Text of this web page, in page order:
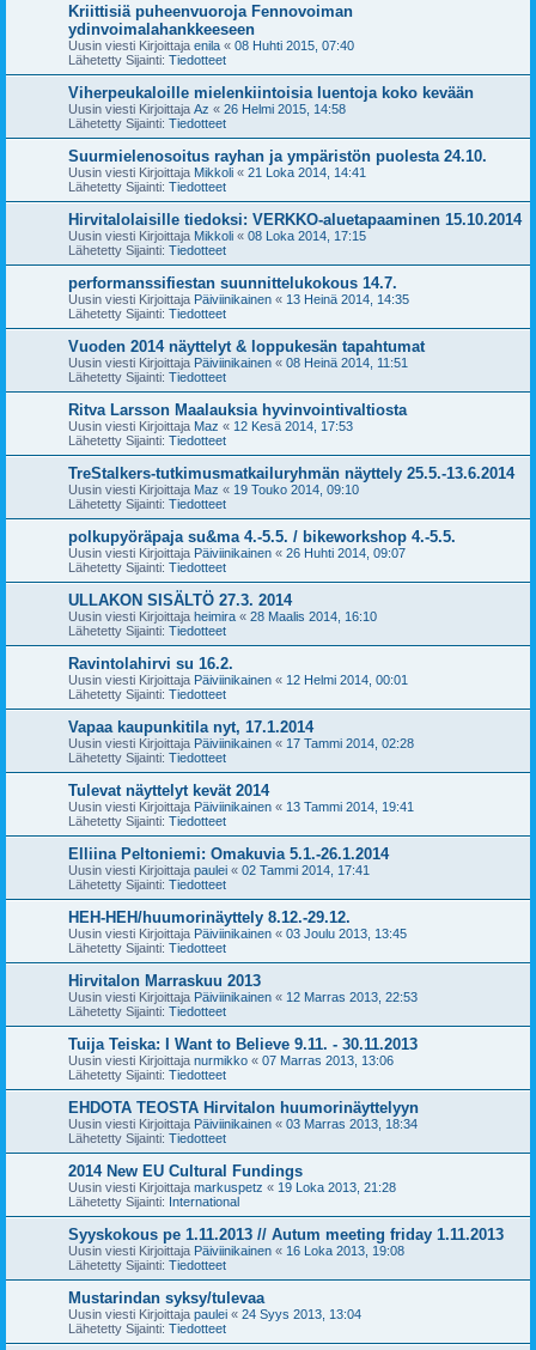
Kriittisiä puheenvuoroja Fennovoiman
ydinvoimalahankkeeseen
Uusin viesti Kirjoittaja enila « 08 Huhti 2015, 07:40
Lähetetty Sijainti: Tiedotteet
Viherpeukaloille mielenkiintoisia luentoja koko kevään
Uusin viesti Kirjoittaja Az « 26 Helmi 2015, 14:58
Lähetetty Sijainti: Tiedotteet
Suurmielenosoitus rayhan ja ympäristön puolesta 24.10.
Uusin viesti Kirjoittaja Mikkoli « 21 Loka 2014, 14:41
Lähetetty Sijainti: Tiedotteet
Hirvitalolaisille tiedoksi: VERKKO-aluetapaaminen 15.10.2014
Uusin viesti Kirjoittaja Mikkoli « 08 Loka 2014, 17:15
Lähetetty Sijainti: Tiedotteet
performanssifiestan suunnittelukokous 14.7.
Uusin viesti Kirjoittaja Päiviinikainen « 13 Heinä 2014, 14:35
Lähetetty Sijainti: Tiedotteet
Vuoden 2014 näyttelyt & loppukesän tapahtumat
Uusin viesti Kirjoittaja Päiviinikainen « 08 Heinä 2014, 11:51
Lähetetty Sijainti: Tiedotteet
Ritva Larsson Maalauksia hyvinvointivaltiosta
Uusin viesti Kirjoittaja Maz « 12 Kesä 2014, 17:53
Lähetetty Sijainti: Tiedotteet
TreStalkers-tutkimusmatkailuryhmän näyttely 25.5.-13.6.2014
Uusin viesti Kirjoittaja Maz « 19 Touko 2014, 09:10
Lähetetty Sijainti: Tiedotteet
polkupyöräpaja su&ma 4.-5.5. / bikeworkshop 4.-5.5.
Uusin viesti Kirjoittaja Päiviinikainen « 26 Huhti 2014, 09:07
Lähetetty Sijainti: Tiedotteet
ULLAKON SISÄLTÖ 27.3. 2014
Uusin viesti Kirjoittaja heimira « 28 Maalis 2014, 16:10
Lähetetty Sijainti: Tiedotteet
Ravintolahirvi su 16.2.
Uusin viesti Kirjoittaja Päiviinikainen « 12 Helmi 2014, 00:01
Lähetetty Sijainti: Tiedotteet
Vapaa kaupunkitila nyt, 17.1.2014
Uusin viesti Kirjoittaja Päiviinikainen « 17 Tammi 2014, 02:28
Lähetetty Sijainti: Tiedotteet
Tulevat näyttelyt kevät 2014
Uusin viesti Kirjoittaja Päiviinikainen « 13 Tammi 2014, 19:41
Lähetetty Sijainti: Tiedotteet
Elliina Peltoniemi: Omakuvia 5.1.-26.1.2014
Uusin viesti Kirjoittaja paulei « 02 Tammi 2014, 17:41
Lähetetty Sijainti: Tiedotteet
HEH-HEH/huumorinäyttely 8.12.-29.12.
Uusin viesti Kirjoittaja Päiviinikainen « 03 Joulu 2013, 13:45
Lähetetty Sijainti: Tiedotteet
Hirvitalon Marraskuu 2013
Uusin viesti Kirjoittaja Päiviinikainen « 12 Marras 2013, 22:53
Lähetetty Sijainti: Tiedotteet
Tuija Teiska: I Want to Believe 9.11. - 30.11.2013
Uusin viesti Kirjoittaja nurmikko « 07 Marras 2013, 13:06
Lähetetty Sijainti: Tiedotteet
EHDOTA TEOSTA Hirvitalon huumorinäyttelyyn
Uusin viesti Kirjoittaja Päiviinikainen « 03 Marras 2013, 18:34
Lähetetty Sijainti: Tiedotteet
2014 New EU Cultural Fundings
Uusin viesti Kirjoittaja markuspetz « 19 Loka 2013, 21:28
Lähetetty Sijainti: International
Syyskokous pe 1.11.2013 // Autum meeting friday 1.11.2013
Uusin viesti Kirjoittaja Päiviinikainen « 16 Loka 2013, 19:08
Lähetetty Sijainti: Tiedotteet
Mustarindan syksy/tulevaa
Uusin viesti Kirjoittaja paulei « 24 Syys 2013, 13:04
Lähetetty Sijainti: Tiedotteet